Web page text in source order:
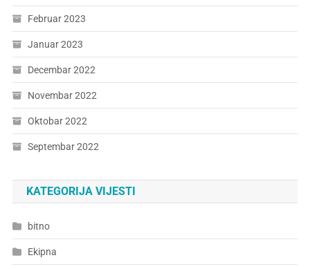
Februar 2023
Januar 2023
Decembar 2022
Novembar 2022
Oktobar 2022
Septembar 2022
KATEGORIJA VIJESTI
bitno
Ekipna